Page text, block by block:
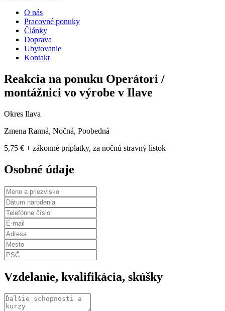
O nás
Pracovné ponuky
Články
Doprava
Ubytovanie
Kontakt
Reakcia na ponuku Operátori /
montážnici vo výrobe v Ilave
Okres Ilava
Zmena Ranná, Nočná, Poobedná
5,75 € + zákonné príplatky, za nočnú stravný lístok
Osobné údaje
Vzdelanie, kvalifikácia, skúšky